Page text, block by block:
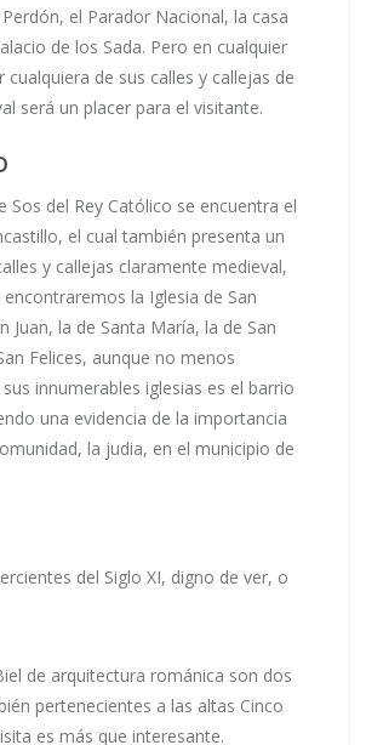
el Parador Nacional, la casa
de los Sada. Pero en cualquier
cualquiera de sus calles y callejas de
será un placer para el visitante.
Sos del Rey Católico se encuentra el
el cual también presenta un
y callejas claramente medieval,
la Iglesia de San
Juan, la de Santa María, la de San
Felices, aunque no menos
innumerables iglesias es el barrio
una evidencia de la importancia
la judia, en el municipio de
del Siglo XI, digno de ver, o
de arquitectura románica son dos
pertenecientes a las altas Cinco
es más que interesante.